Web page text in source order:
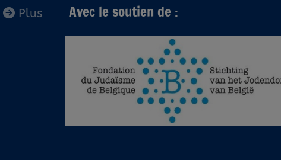
Plus Avec le soutien de :